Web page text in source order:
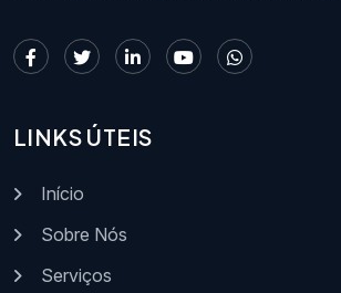
LINKS ÚTEIS
Início
Sobre Nós
Serviços